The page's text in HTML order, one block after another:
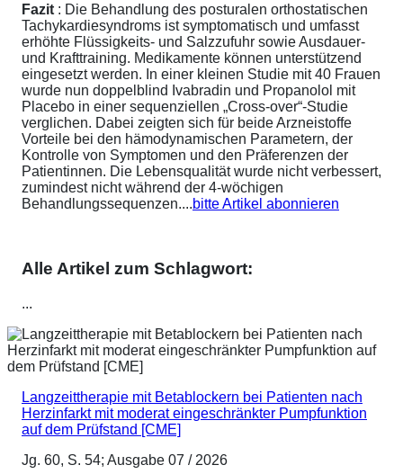
Fazit : Die Behandlung des posturalen orthostatischen
Tachykardiesyndroms ist symptomatisch und umfasst
erhöhte Flüssigkeits- und Salzzufuhr sowie Ausdauer-
und Krafttraining. Medikamente können unterstützend
eingesetzt werden. In einer kleinen Studie mit 40 Frauen
wurde nun doppelblind Ivabradin und Propanolol mit
Placebo in einer sequenziellen „Cross-over“-Studie
verglichen. Dabei zeigten sich für beide Arzneistoffe
Vorteile bei den hämodynamischen Parametern, der
Kontrolle von Symptomen und den Präferenzen der
Patientinnen. Die Lebensqualität wurde nicht verbessert,
zumindest nicht während der 4-wöchigen
Behandlungssequenzen....bitte Artikel abonnieren
Alle Artikel zum Schlagwort:
...
Langzeittherapie mit Betablockern bei Patienten nach
Herzinfarkt mit moderat eingeschränkter Pumpfunktion
auf dem Prüfstand [CME]
Jg. 60, S. 54; Ausgabe 07 / 2026